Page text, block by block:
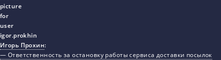
Игорь Прохин:
— Ответственность за остановку работы сервиса доставки посылок